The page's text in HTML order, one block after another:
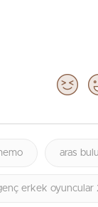
aras
erkek oyuncular